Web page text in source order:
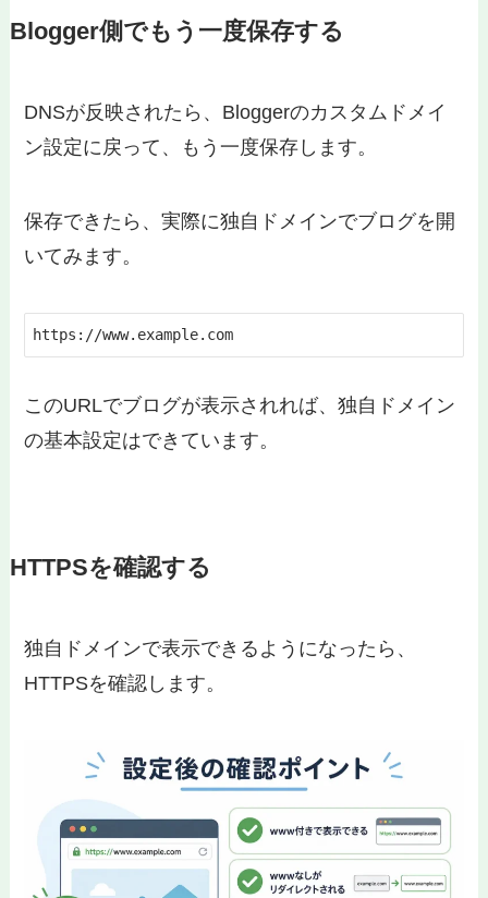
Blogger側でもう一度保存する
DNSが反映されたら、Bloggerのカスタムドメイ
ン設定に戻って、もう一度保存します。
保存できたら、実際に独自ドメインでブログを開
いてみます。
https://www.example.com
このURLでブログが表示されれば、独自ドメイン
の基本設定はできています。
HTTPSを確認する
独自ドメインで表示できるようになったら、
HTTPSを確認します。